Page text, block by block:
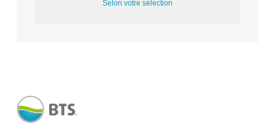
Selon votre sélection